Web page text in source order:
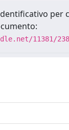
per
11381/